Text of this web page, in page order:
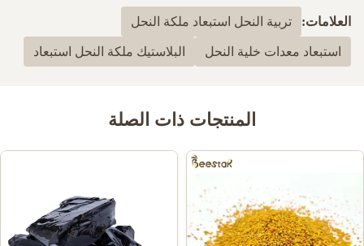
بناءً على 50 مراجعة حديثة
5
100%
0
S
Shawn Olson
Very happy with this product! It is exactly what I wanted and
much better than last time I bought n=mouse guards elsewhere,
العلامات: تربية النحل استبعاد ملكة النحل
استبعاد معدات خلية النحل البلاستيك ملكة النحل استبعاد
المنتجات ذات الصلة